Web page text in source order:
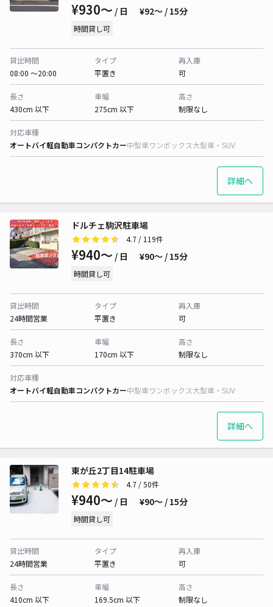
¥930〜 / 日 ¥92〜 / 15分
時間貸し可
貸出時間
08:00 〜20:00
タイプ
平置き
再入庫
可
長さ
430cm 以下
車幅
275cm 以下
高さ
制限なし
対応車種
オートバイ軽自動車コンパクトカー中型車ワンボックス大型車・SUV
詳細へ
ドルチェ駒沢駐車場
4.7 / 119件
¥940〜 / 日 ¥90〜 / 15分
時間貸し可
貸出時間
24時間営業
タイプ
平置き
再入庫
可
長さ
370cm 以下
車幅
170cm 以下
高さ
制限なし
対応車種
オートバイ軽自動車コンパクトカー中型車ワンボックス大型車・SUV
詳細へ
東が丘2丁目14駐車場
4.7 / 50件
¥940〜 / 日 ¥90〜 / 15分
時間貸し可
貸出時間
24時間営業
タイプ
平置き
再入庫
可
長さ
410cm 以下
車幅
169.5cm 以下
高さ
制限なし